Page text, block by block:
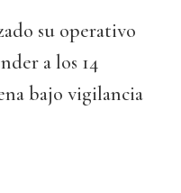
su operativo
a los 14
bajo vigilancia